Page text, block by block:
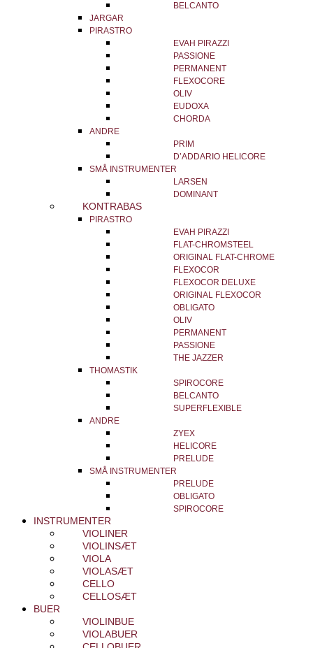
BELCANTO
JARGAR
PIRASTRO
EVAH PIRAZZI
PASSIONE
PERMANENT
FLEXOCORE
OLIV
EUDOXA
CHORDA
ANDRE
PRIM
D’ADDARIO HELICORE
SMÅ INSTRUMENTER
LARSEN
DOMINANT
KONTRABAS
PIRASTRO
EVAH PIRAZZI
FLAT-CHROMSTEEL
ORIGINAL FLAT-CHROME
FLEXOCOR
FLEXOCOR DELUXE
ORIGINAL FLEXOCOR
OBLIGATO
OLIV
PERMANENT
PASSIONE
THE JAZZER
THOMASTIK
SPIROCORE
BELCANTO
SUPERFLEXIBLE
ANDRE
ZYEX
HELICORE
PRELUDE
SMÅ INSTRUMENTER
PRELUDE
OBLIGATO
SPIROCORE
INSTRUMENTER
VIOLINER
VIOLINSÆT
VIOLA
VIOLASÆT
CELLO
CELLOSÆT
BUER
VIOLINBUE
VIOLABUER